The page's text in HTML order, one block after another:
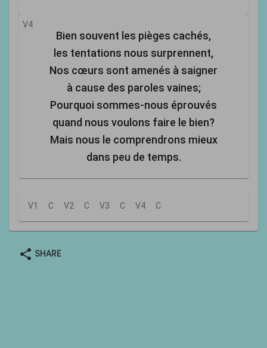
V4
Bien souvent les pièges cachés,
les tentations nous surprennent,
Nos cœurs sont amenés à saigner
à cause des paroles vaines;
Pourquoi sommes-nous éprouvés
quand nous voulons faire le bien?
Mais nous le comprendrons mieux
dans peu de temps.
V1 C V2 C V3 C V4 C
share SHARE